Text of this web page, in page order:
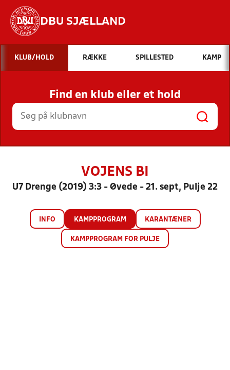
DBU SJÆLLAND
Hvad vil du søge efter?
INDHOLD OG NYHEDER
STILLINGER, RESULTATER, KLUBBER OG
HOLD
KLUB/HOLD RÆKKE SPILLESTED KAMP
Find en klub eller et hold
VOJENS BI
U7 Drenge (2019) 3:3 - Øvede - 21. sept, Pulje 22
INFO KAMPPROGRAM KARANTÆNER
KAMPPROGRAM FOR PULJE